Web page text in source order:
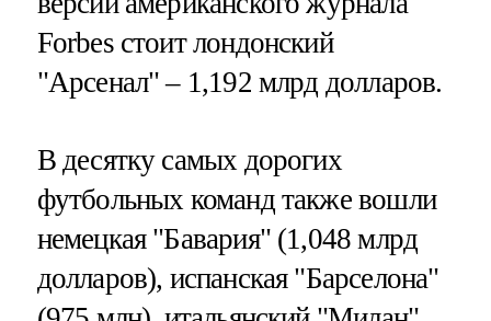
Forbes стоит лондонский
"Арсенал" – 1,192 млрд долларов.
В десятку самых дорогих
футбольных команд также вошли
немецкая "Бавария" (1,048 млрд
долларов), испанская "Барселона"